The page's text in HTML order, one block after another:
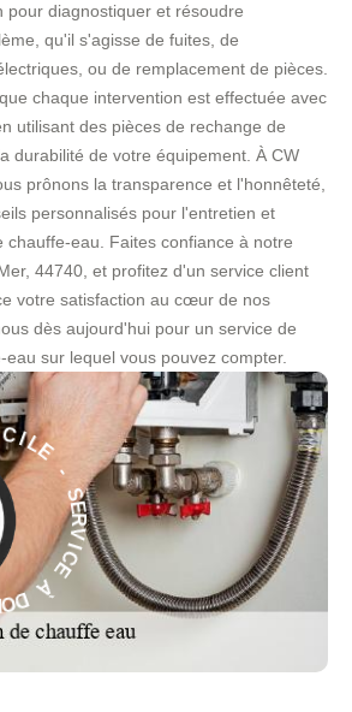
pour diagnostiquer et résoudre
qu'il s'agisse de fuites, de
ou de remplacement de pièces.
chaque intervention est effectuée avec
utilisant des pièces de rechange de
durabilité de votre équipement. À CW
prônons la transparence et l'honnêteté,
personnalisés pour l'entretien et
chauffe-eau. Faites confiance à notre
44740, et profitez d'un service client
votre satisfaction au cœur de nos
dès aujourd'hui pour un service de
sur lequel vous pouvez compter.
-
S ER
V
I
C
E
À
D
O
M
I
C